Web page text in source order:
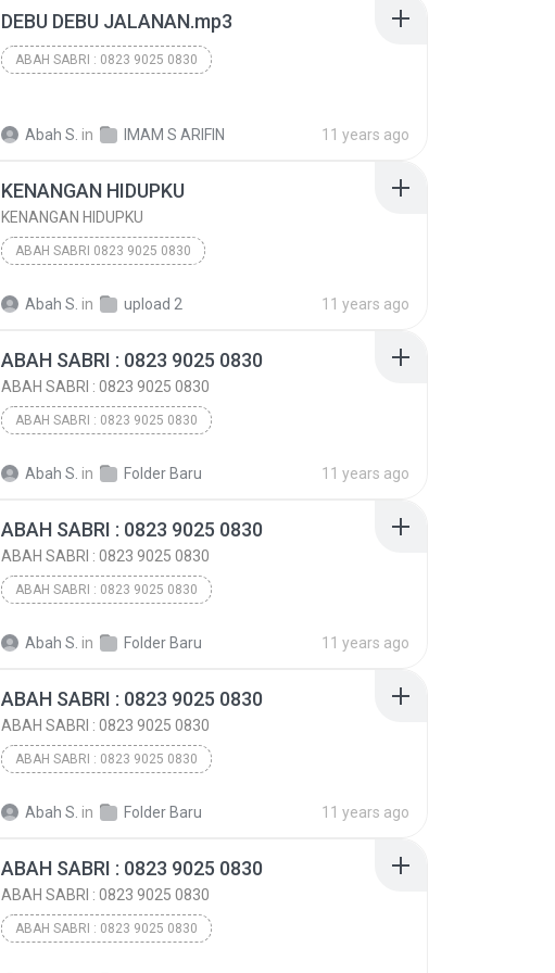
DEBU DEBU JALANAN.mp3
ABAH SABRI : 0823 9025 0830
ABAH SABRI : 0823 9025 0830
Abah S. in IMAM S ARIFIN 11 years ago
KENANGAN HIDUPKU
KENANGAN HIDUPKU
ABAH SABRI 0823 9025 0830
Abah S. in upload 2 11 years ago
ABAH SABRI : 0823 9025 0830
ABAH SABRI : 0823 9025 0830
ABAH SABRI : 0823 9025 0830
Abah S. in Folder Baru 11 years ago
ABAH SABRI : 0823 9025 0830
ABAH SABRI : 0823 9025 0830
ABAH SABRI : 0823 9025 0830
Abah S. in Folder Baru 11 years ago
ABAH SABRI : 0823 9025 0830
ABAH SABRI : 0823 9025 0830
ABAH SABRI : 0823 9025 0830
Abah S. in Folder Baru 11 years ago
ABAH SABRI : 0823 9025 0830
ABAH SABRI : 0823 9025 0830
ABAH SABRI : 0823 9025 0830